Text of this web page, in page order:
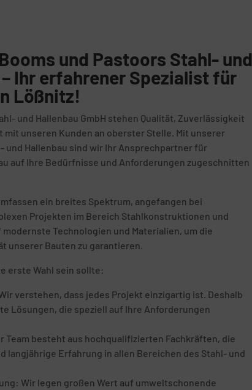
und Pastoors Stahl- und
– Ihr erfahrener Spezialist für
Lößnitz!
und Hallenbau GmbH stehen Qualität, Zuverlässigkeit
mit unseren Kunden an oberster Stelle. Mit unserer
und Hallenbau sind wir Ihr Ansprechpartner für
auf Ihre Bedürfnisse und Anforderungen zugeschnitten
ein breites Spektrum, angefangen bei
Projekten im Bereich Stahlkonstruktionen und
Technologien und Materialien, um die
unserer Bauten zu garantieren.
erste Wahl sein sollte:
verstehen, dass jedes Projekt einzigartig ist. Deshalb
Lösungen, die speziell auf Ihre Anforderungen
Team besteht aus hochqualifizierten Fachkräften, die
langjährige Erfahrung in allen Bereichen des Stahl- und
Wir legen großen Wert auf umweltschonende